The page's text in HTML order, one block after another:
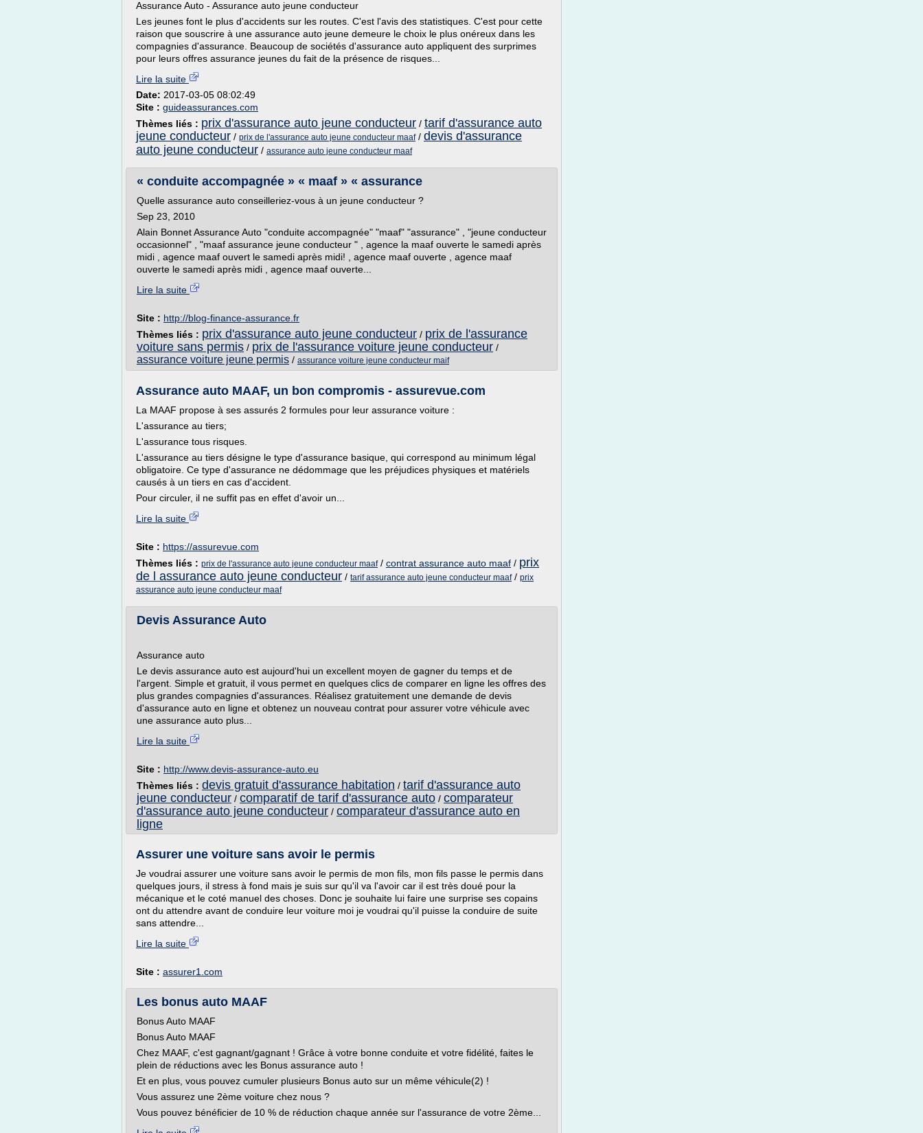
Assurance Auto - Assurance auto jeune conducteur
Les jeunes font le plus d'accidents sur les routes. C'est l'avis des statistiques. C'est pour cette
raison que souscrire à une assurance auto jeune demeure le choix le plus onéreux dans les
compagnies d'assurance. Beaucoup de sociétés d'assurance auto appliquent des surprimes
pour leurs offres assurance jeunes du fait de la présence de risques...
Lire la suite
Date: 2017-03-05 08:02:49
Site : guideassurances.com
Thèmes liés : prix d'assurance auto jeune conducteur / tarif d'assurance auto
jeune conducteur / prix de l'assurance auto jeune conducteur maaf/ devis d'assurance
auto jeune conducteur / assurance auto jeune conducteur maaf
« conduite accompagnée » « maaf » « assurance
Quelle assurance auto conseilleriez-vous à un jeune conducteur ?
Sep 23, 2010
Alain Bonnet Assurance Auto "conduite accompagnée" "maaf" "assurance" , "jeune conducteur
occasionnel" , "maaf assurance jeune conducteur " , agence la maaf ouverte le samedi après
midi , agence maaf ouvert le samedi après midi! , agence maaf ouverte , agence maaf
ouverte le samedi après midi , agence maaf ouverte...
Lire la suite
Site : http://blog-finance-assurance.fr
Thèmes liés : prix d'assurance auto jeune conducteur / prix de l'assurance
voiture sans permis / prix de l'assurance voiture jeune conducteur /
assurance voiture jeune permis / assurance voiture jeune conducteur maif
Assurance auto MAAF, un bon compromis - assurevue.com
La MAAF propose à ses assurés 2 formules pour leur assurance voiture :
L'assurance au tiers;
L'assurance tous risques.
L'assurance au tiers désigne le type d'assurance basique, qui correspond au minimum légal
obligatoire. Ce type d'assurance ne dédommage que les préjudices physiques et matériels
causés à un tiers en cas d'accident.
Pour circuler, il ne suffit pas en effet d'avoir un...
Lire la suite
Site : https://assurevue.com
Thèmes liés : prix de l'assurance auto jeune conducteur maaf/ contrat assurance auto maaf / prix
de l assurance auto jeune conducteur / tarif assurance auto jeune conducteur maaf/ prix
assurance auto jeune conducteur maaf
Devis Assurance Auto
Assurance auto
Le devis assurance auto est aujourd'hui un excellent moyen de gagner du temps et de
l'argent. Simple et gratuit, il vous permet en quelques clics de comparer en ligne les offres des
plus grandes compagnies d'assurances. Réalisez gratuitement une demande de devis
d'assurance auto en ligne et obtenez un nouveau contrat pour assurer votre véhicule avec
une assurance auto plus...
Lire la suite
Site : http://www.devis-assurance-auto.eu
Thèmes liés : devis gratuit d'assurance habitation / tarif d'assurance auto
jeune conducteur / comparatif de tarif d'assurance auto / comparateur
d'assurance auto jeune conducteur / comparateur d'assurance auto en
ligne
Assurer une voiture sans avoir le permis
Je voudrai assurer une voiture sans avoir le permis de mon fils, mon fils passe le permis dans
quelques jours, il stress à fond mais je suis sur qu'il va l'avoir car il est très doué pour la
mécanique et le coté manuel des choses. Donc je souhaite lui faire une surprise ses copains
ont du attendre avant de conduire leur voiture moi je voudrai qu'il puisse la conduire de suite
sans attendre...
Lire la suite
Site : assurer1.com
Les bonus auto MAAF
Bonus Auto MAAF
Bonus Auto MAAF
Chez MAAF, c'est gagnant/gagnant ! Grâce à votre bonne conduite et votre fidélité, faites le
plein de réductions avec les Bonus assurance auto !
Et en plus, vous pouvez cumuler plusieurs Bonus auto sur un même véhicule(2) !
Vous assurez une 2ème voiture chez nous ?
Vous pouvez bénéficier de 10 % de réduction chaque année sur l'assurance de votre 2ème...